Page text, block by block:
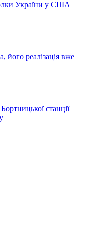
України у США
його реалізація вже
станції